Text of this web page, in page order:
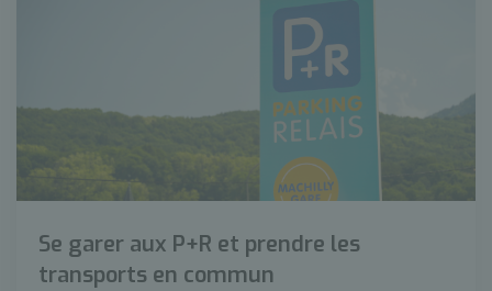
Se garer aux P+R et prendre les
transports en commun